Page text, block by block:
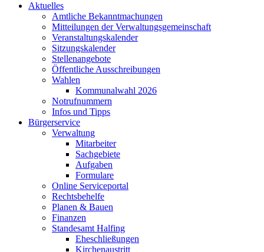
Aktuelles
Amtliche Bekanntmachungen
Mitteilungen der Verwaltungsgemeinschaft
Veranstaltungskalender
Sitzungskalender
Stellenangebote
Öffentliche Ausschreibungen
Wahlen
Kommunalwahl 2026
Notrufnummern
Infos und Tipps
Bürgerservice
Verwaltung
Mitarbeiter
Sachgebiete
Aufgaben
Formulare
Online Serviceportal
Rechtsbehelfe
Planen & Bauen
Finanzen
Standesamt Halfing
Eheschließungen
Kirchenaustritt